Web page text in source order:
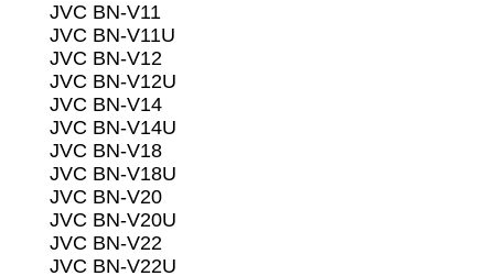
JVC BN-V11
JVC BN-V11U
JVC BN-V12
JVC BN-V12U
JVC BN-V14
JVC BN-V14U
JVC BN-V18
JVC BN-V18U
JVC BN-V20
JVC BN-V20U
JVC BN-V22
JVC BN-V22U